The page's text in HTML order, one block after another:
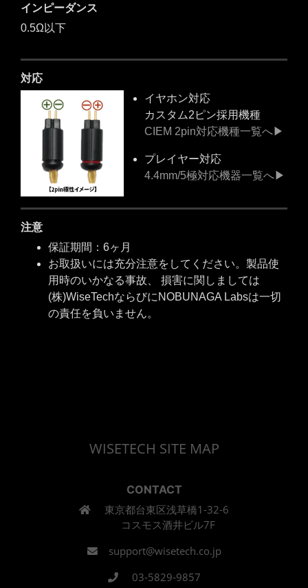
インピーダンス
0.5Ω以下
対応
イヤホン対応
カスタム2ピン採用機種
CIEM 2pin対応機種一覧へ▶
プレイヤー対応
4.4mm/5極対応機器一覧へ▶
注意
保証期間：6ヶ月
お取扱いには充分注意をしてください。製品使
用時のいかなる事故、 損害に関しましては
(株)WiseTechならびにNOBUNAGA Labsは一切
の責任を負いません。
WISETECH SITE MAP
CONTACT
東京都台東区浅草橋1-32-6
コスモス酒井ビル7F
support@wisetech.co.jp
03-5829-9857